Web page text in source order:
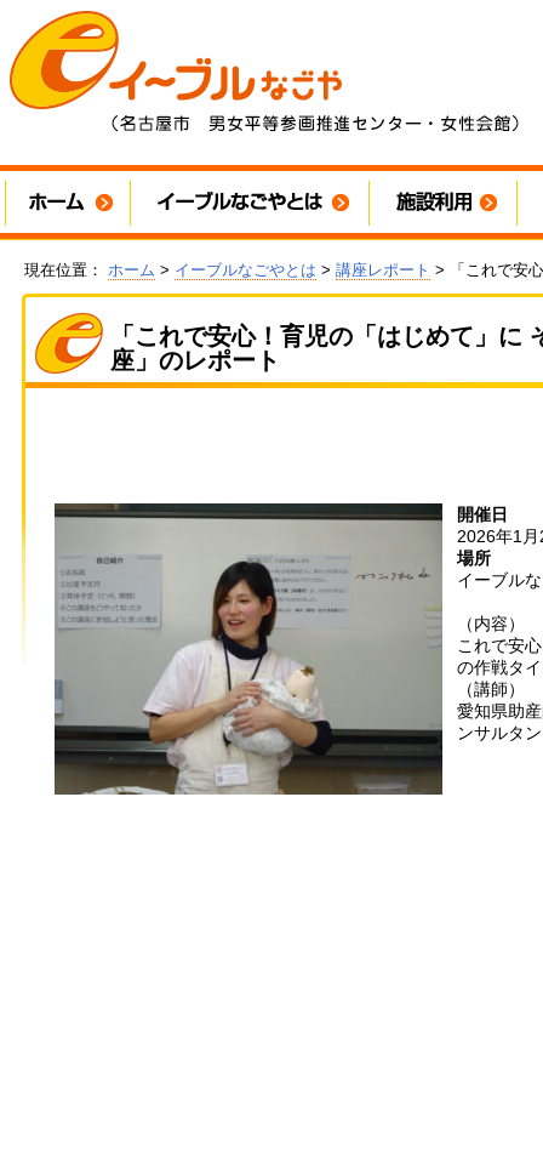
現在位置： ホーム > イーブルなごやとは > 講座レポート > 「これで安
「これで安心！育児の「はじめて」に
座」のレポート
開催日
2026年1
場所
イーブル
（内容）
これで安
の作戦タ
（講師）
愛知県助
ンサルタ